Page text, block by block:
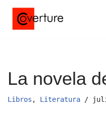
Saltar
La novela
Libros , Literatura